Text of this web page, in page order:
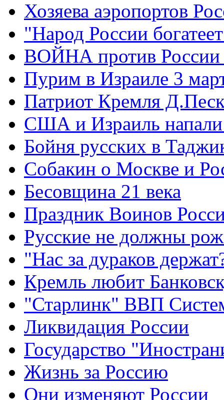
Хозяева аэропортов
"Народ России
ВОЙНА против России
Пурим в Израиле 3
Патриот Кремля
США и Израиль
Бойня русских в
Собакин о Москве и
Бесовщина 21 века
Праздник Воинов
Русские не должны
"Нас за дураков
Кремль любит
"Старлинк" ВВП
Ликвидация России
Государство
Жизнь за Россию
Они изменяют России